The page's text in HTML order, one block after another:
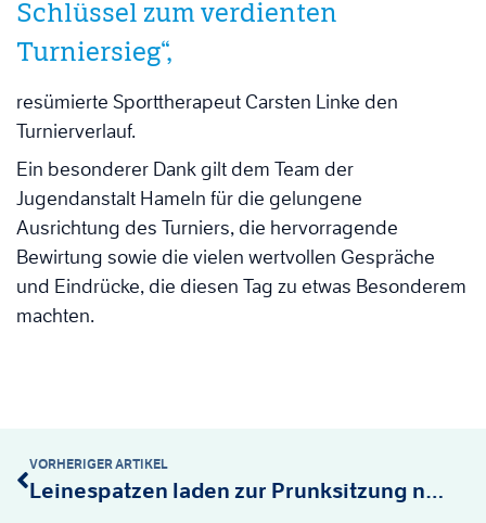
Schlüssel zum verdienten
Turniersieg“,
resümierte Sporttherapeut Carsten Linke den
Turnierverlauf.
Ein besonderer Dank gilt dem Team der
Jugendanstalt Hameln für die gelungene
Ausrichtung des Turniers, die hervorragende
Bewirtung sowie die vielen wertvollen Gespräche
und Eindrücke, die diesen Tag zu etwas Besonderem
machten.
VORHERIGER ARTIKEL
Leinespatzen laden zur Prunksitzung nach Köthenwald